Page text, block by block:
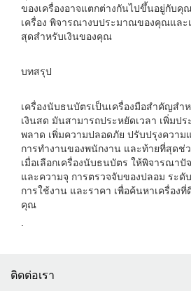
ของเครื่องอาจแตกต่างกันไปขึ้นอยู่กับคุ
เครื่อง พิจารณางบประมาณของคุณและ
สุดสำหรับเงินของคุณ
บทสรุป
เครื่องนับธนบัตรเป็นเครื่องมือสำคัญสำ
เงินสด มันสามารถประหยัดเวลา เพิ่มป
พลาด เพิ่มความปลอดภัย ปรับปรุงความ
การทำงานของพนักงาน และท้ายที่สุดช่
เมื่อเลือกเครื่องนับธนบัตร ให้พิจารณาปั
และความจุ การตรวจจับของปลอม ระดั
การใช้งาน และราคา เพื่อค้นหาเครื่อง
คุณ
ติดต่อเรา